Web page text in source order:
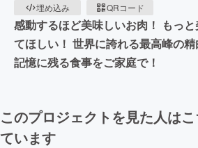
埋め込み
QRコード
感動するほど美味しいお肉！ もっ
てほしい！ 世界に誇れる最高峰の精
記憶に残る食事をご家庭で！
このプロジェクトを見た人は
ています